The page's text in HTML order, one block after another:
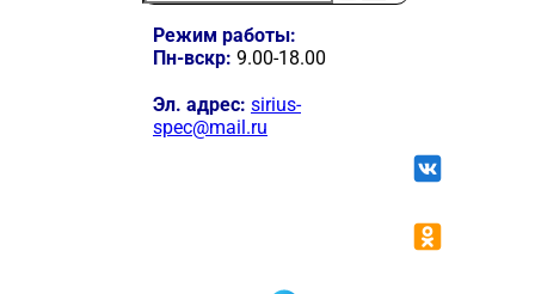
Режим работы:
Пн-вскр: 9.00-18.00
Эл. адрес: sirius-
spec@mail.ru